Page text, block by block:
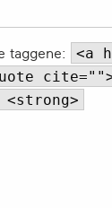
taggene:
<a
cite="">